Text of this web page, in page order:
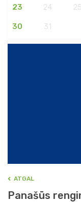
23 24 25
30 31
ATGAL
Panašūs